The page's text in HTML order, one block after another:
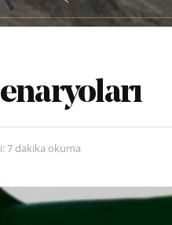
7 dakika okuma